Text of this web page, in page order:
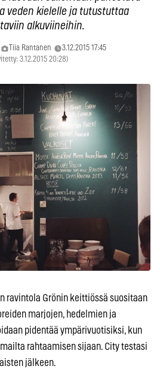
veden kielelle ja tutustuttaa
alkuviineihin.
Tiia Rantanen 3.12.2015 17:45
3.12.2015 20:28)
ravintola Grönin keittiössä suositaan
marjojen, hedelmien ja
pidentää ympärivuotisiksi, kun
rahtaamisen sijaan. City testasi
jälkeen.